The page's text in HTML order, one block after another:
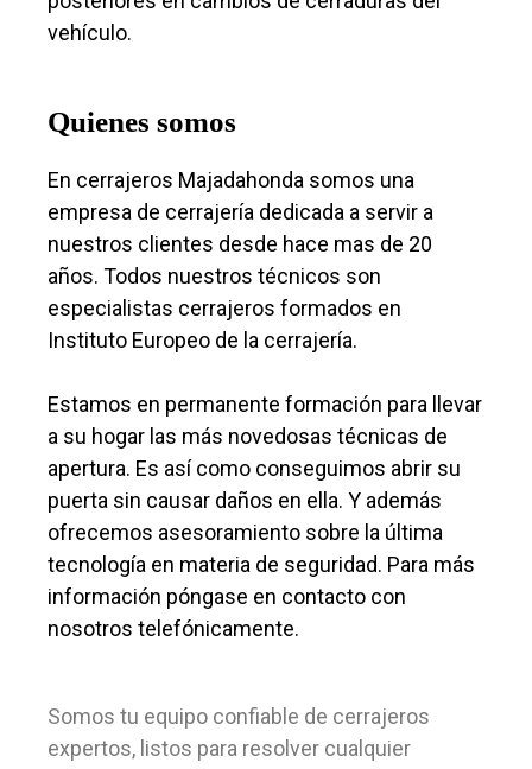
vehículo.
Quienes somos
En cerrajeros Majadahonda somos una
empresa de cerrajería dedicada a servir a
nuestros clientes desde hace mas de 20
años. Todos nuestros técnicos son
especialistas cerrajeros formados en
Instituto Europeo de la cerrajería.
Estamos en permanente formación para llevar
a su hogar las más novedosas técnicas de
apertura. Es así como conseguimos abrir su
puerta sin causar daños en ella. Y además
ofrecemos asesoramiento sobre la última
tecnología en materia de seguridad. Para más
información póngase en contacto con
nosotros telefónicamente.
Somos tu equipo confiable de cerrajeros
expertos, listos para resolver cualquier